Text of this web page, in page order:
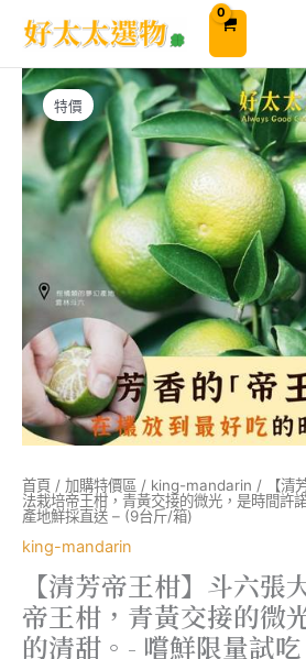
內
特價
首頁 / 加購特價區 / king-mandarin / 【清
法栽培帝王柑，青黃交接的微光，是時間許
產地鮮採直送 – (9台斤/箱)
king-mandarin
【清芳帝王柑】斗六張
帝王柑，青黃交接的微
的清甜。- 嚐鮮限量試